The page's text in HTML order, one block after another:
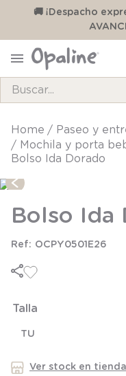
🚚 ¡Despacho
paseo y
mochila y porta
Bolso Ida Dorado
Bolso Ida
OCPY0501E26
Talla
TU
Ver stock en
TÉRMINOS MÁS
1.
pijama
4.
body
5 .
manta
6.
10. zapatillas niño